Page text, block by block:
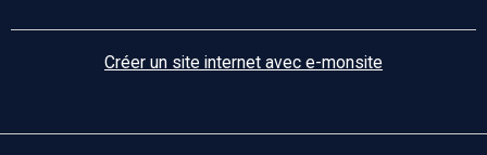
Créer un site internet avec e-monsite